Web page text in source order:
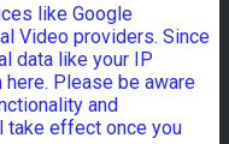
like Google
Video providers. Since
data like your IP
Please be aware
and
take effect once you